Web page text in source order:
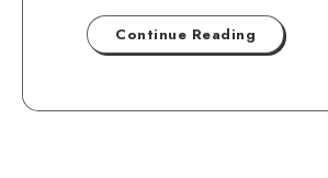
Continue Reading